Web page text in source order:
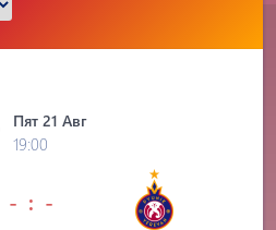
Пят 21 Авг
19:00
- : -